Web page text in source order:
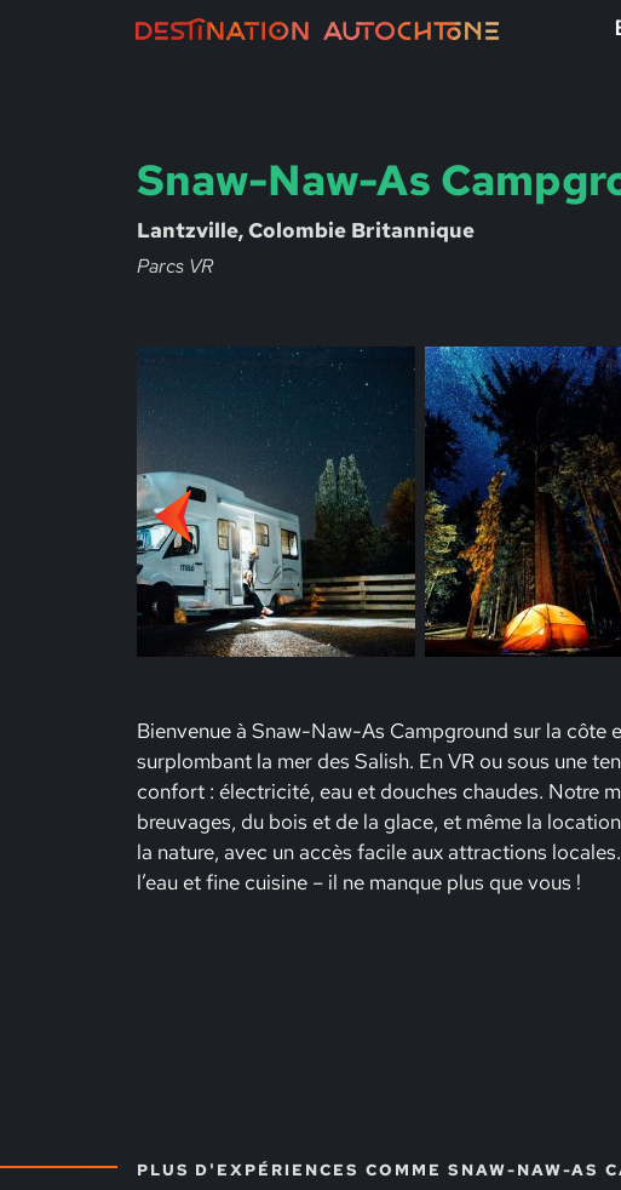
Snaw-Naw-As
Lantzville, Colombie Britannique
Parcs VR
Bienvenue à Snaw-Naw-As Campground sur la côte
surplombant la mer des Salish. En VR ou sous une
confort : électricité, eau et douches chaudes. Notre
breuvages, du bois et de la glace, et même la
la nature, avec un accès facile aux attractions
l’eau et fine cuisine – il ne manque plus que vous !
PLUS D'EXPÉRIENCES COMME SNAW-NAW-AS